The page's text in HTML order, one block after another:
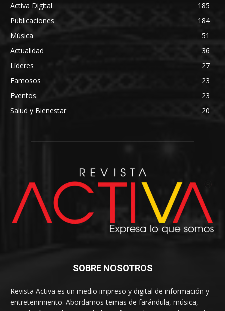
Activa Digital
185
Publicaciones
184
Música
51
Actualidad
36
Líderes
27
Famosos
23
Eventos
23
Salud y Bienestar
20
SOBRE NOSOTROS
Revista Activa es un medio impreso y digital de información y
entretenimiento. Abordamos temas de farándula, música,